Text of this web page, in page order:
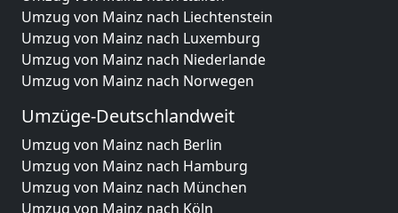
Umzug von Mainz nach Liechtenstein
Umzug von Mainz nach Luxemburg
Umzug von Mainz nach Niederlande
Umzug von Mainz nach Norwegen
Umzüge-Deutschlandweit
Umzug von Mainz nach Berlin
Umzug von Mainz nach Hamburg
Umzug von Mainz nach München
Umzug von Mainz nach Köln